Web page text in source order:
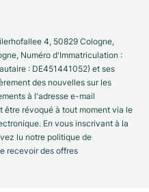
4, 50829 Cologne,
Numéro d'Immatriculation :
: DE451441052) et ses
des nouvelles sur les
à l'adresse e-mail
être révoqué à tout moment via le
En vous inscrivant à la
lu notre politique de
recevoir des offres